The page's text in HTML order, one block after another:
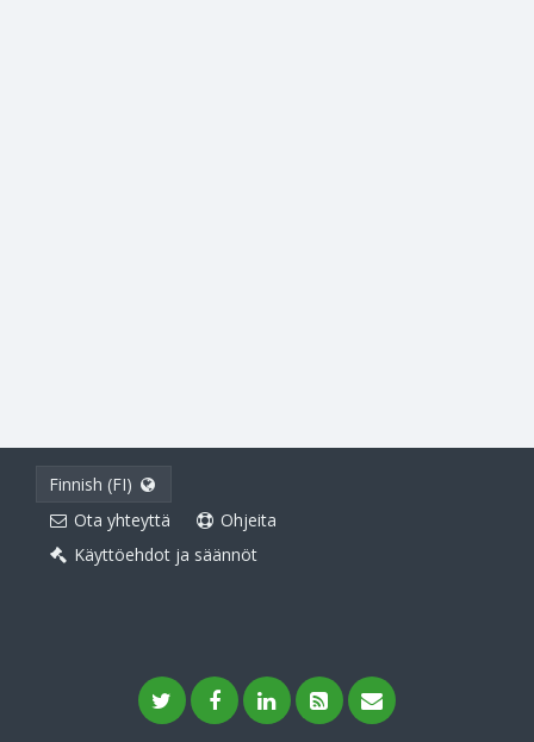
Finnish (FI)
Ota yhteyttä
Ohjeita
Käyttöehdot ja säännöt